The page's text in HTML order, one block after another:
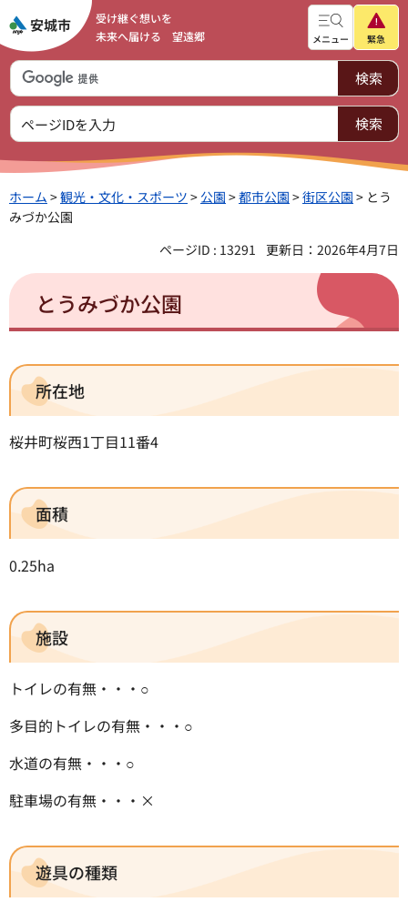
受け継ぐ想いを
未来へ届ける 望遠郷
メニュー 緊急
ホーム >観光・文化・スポーツ > 公園 >都市公園 >街区公園 > とう
みづか公園
ページID : 13291
更新日：2026年4月7日
とうみづか公園
所在地
桜井町桜西1丁目11番4
面積
0.25ha
施設
トイレの有無・・・○
多目的トイレの有無・・・○
水道の有無・・・○
駐車場の有無・・・×
遊具の種類